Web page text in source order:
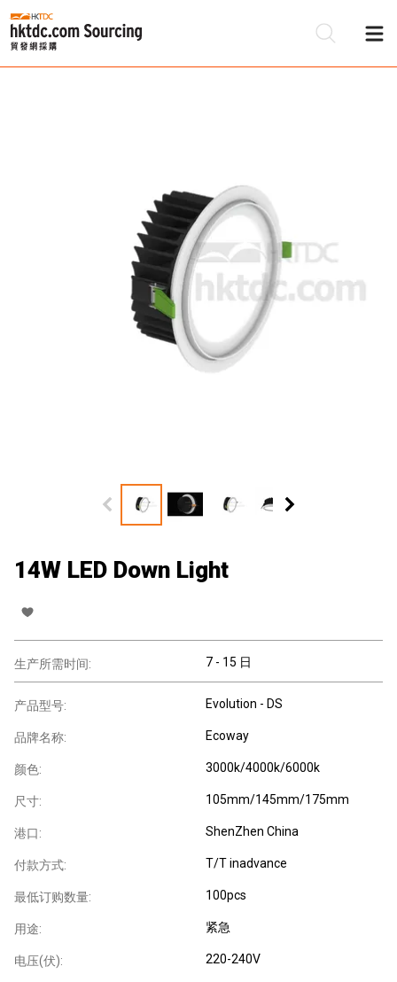
14W LED Down Light
生产所需时间: 7 - 15 日
产品型号: Evolution - DS
品牌名称: Ecoway
颜色: 3000k/4000k/6000k
尺寸: 105mm/145mm/175mm
港口: ShenZhen China
付款方式: T/T inadvance
最低订购数量: 100pcs
用途: 紧急
电压(伏): 220-240V